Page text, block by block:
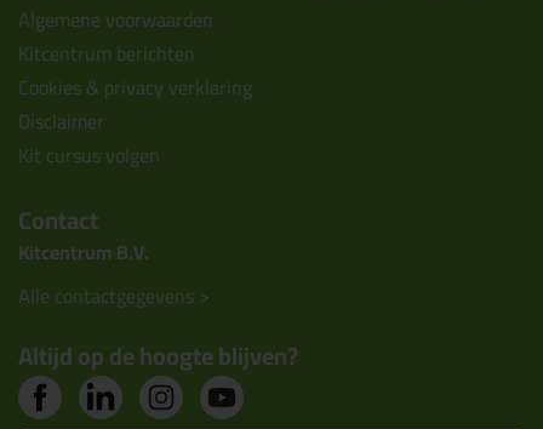
Algemene voorwaarden
Kitcentrum berichten
Cookies & privacy verklaring
Disclaimer
Kit cursus volgen
Contact
Kitcentrum B.V.
Alle contactgegevens >
Altijd op de hoogte blijven?